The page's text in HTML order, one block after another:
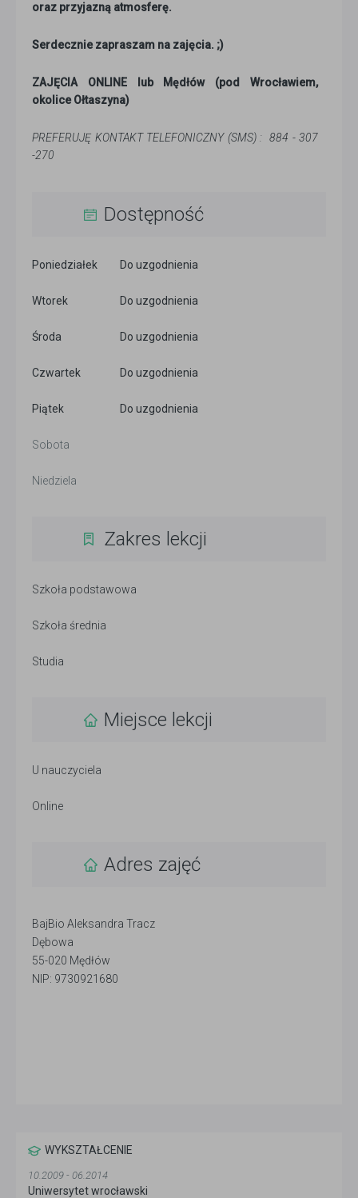
oraz przyjazną atmosferę.
Serdecznie zapraszam na zajęcia. ;)
ZAJĘCIA ONLINE lub Mędłów (pod Wrocławiem,
okolice Ołtaszyna)
PREFERUJĘ KONTAKT TELEFONICZNY (SMS) : 884 - 307
-270
Dostępność
Poniedziałek Do uzgodnienia
Wtorek Do uzgodnienia
Środa Do uzgodnienia
Czwartek Do uzgodnienia
Piątek Do uzgodnienia
Sobota
Niedziela
Zakres lekcji
Szkoła podstawowa
Szkoła średnia
Studia
Miejsce lekcji
U nauczyciela
Online
Adres zajęć
BajBio Aleksandra Tracz
Dębowa
55-020 Mędłów
NIP: 9730921680
WYKSZTAŁCENIE
10.2009 - 06.2014
Uniwersytet wrocławski